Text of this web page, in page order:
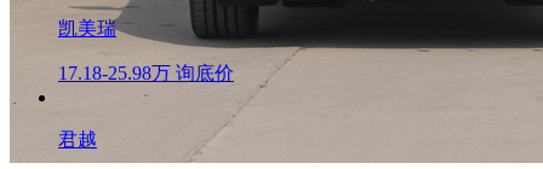
凯美瑞
17.18-25.98万 询底价
君越